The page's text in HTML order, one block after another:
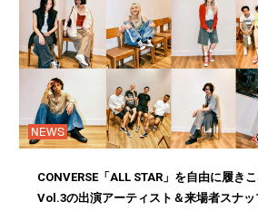
NEWS
CONVERSE「ALL STAR」を自由に履き
Vol.3の出演アーティスト＆来場者スナッ